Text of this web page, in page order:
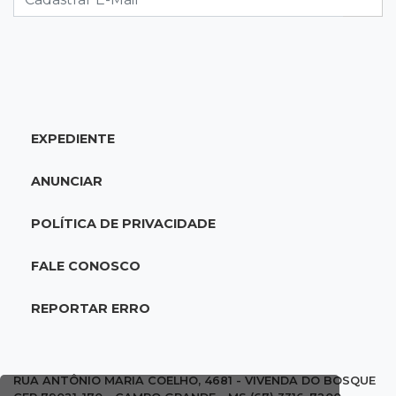
20:15Pedro Juan Caballero
ligada a laboratório ilegal
19:56São Gabriel do Oeste
Suspeitos de ocupar avião interceptado pela
cotado a R$ 5,08
EXPEDIENTE
ANUNCIAR
POLÍTICA DE PRIVACIDADE
FALE CONOSCO
REPORTAR ERRO
RUA ANTÔNIO MARIA COELHO, 4681 - VIVENDA DO BOSQUE